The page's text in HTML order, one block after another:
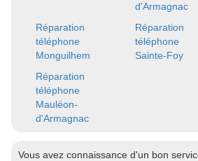
d'Armagnac
Réparation
téléphone
Monguilhem
Réparation
téléphone
Sainte-Foy
Réparation
téléphone
Mauléon-
d'Armagnac
Vous avez connaissance d'un bon